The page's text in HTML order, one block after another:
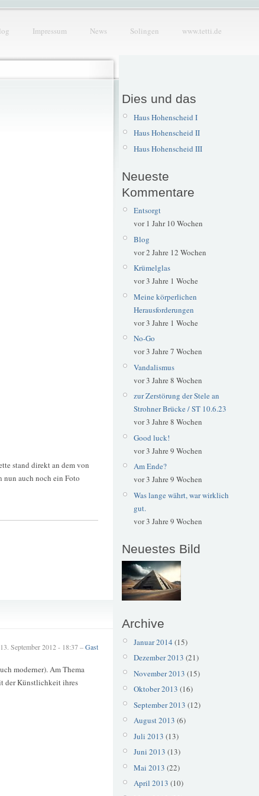
Impressum News Solingen www.tetti.de
stand direkt an dem von
nun auch noch ein Foto
13. September 2012 - 18:37 –Gast
moderner). Am Thema
der Künstlichkeit ihres
Dies und das
Haus Hohenscheid I
Haus Hohenscheid II
Haus Hohenscheid III
Neueste
Kommentare
Entsorgt
vor 1 Jahr 10 Wochen
Blog
vor 2 Jahre 12 Wochen
Krümelglas
vor 3 Jahre 1 Woche
Meine körperlichen
Herausforderungen
vor 3 Jahre 1 Woche
No-Go
vor 3 Jahre 7 Wochen
Vandalismus
vor 3 Jahre 8 Wochen
zur Zerstörung der Stele an
Strohner Brücke / ST 10.6.23
vor 3 Jahre 8 Wochen
Good luck!
vor 3 Jahre 9 Wochen
Am Ende?
vor 3 Jahre 9 Wochen
Was lange währt, war wirklich
gut.
vor 3 Jahre 9 Wochen
Neuestes Bild
Archive
Januar 2014 (15)
Dezember 2013 (21)
November 2013 (15)
Oktober 2013 (16)
September 2013 (12)
August 2013 (6)
Juli 2013 (13)
Juni 2013 (13)
Mai 2013 (22)
April 2013 (10)